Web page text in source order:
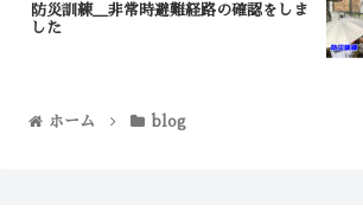
防災訓練＿非常時避難経路の確認をしま
した
ホーム blog